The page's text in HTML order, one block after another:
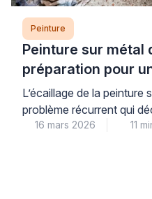
Peinture
Peinture sur métal
préparation pour
L’écaillage de la peinture
problème récurrent qui
propriétaires. Ce
16 mars 2026 11